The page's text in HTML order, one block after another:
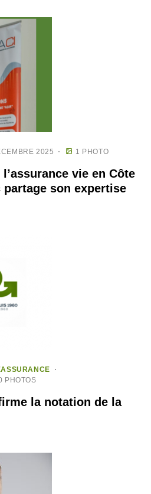
2025 1 PHOTO
vie en Côte
partage son expertise
PHOTOS
la notation de la